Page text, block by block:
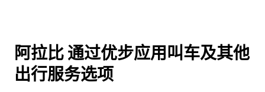
阿拉比 通过优步应用叫车及其他
出行服务选项